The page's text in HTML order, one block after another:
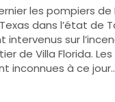
les pompiers de
dans l’état de
intervenus sur
de Villa Florida.
inconnues à ce